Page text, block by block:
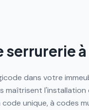
à
dans votre
maîtrisent
unique, à codes